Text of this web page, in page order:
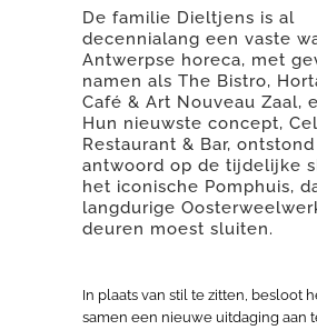
De familie Dieltjens is al
decennialang een vaste
Antwerpse horeca, met
namen als The Bistro,
Café & Art Nouveau Zaal,
Hun nieuwste concept,
Restaurant & Bar,
antwoord op de tijdelijke
het iconische Pomphuis,
langdurige
deuren moest sluiten.
In plaats van stil te zitten, besloot
samen een nieuwe uitdaging aan